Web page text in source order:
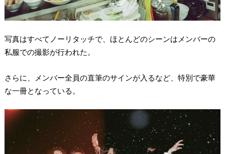
写真はすべてノーリタッチで、ほとんどのシーンはメンバーの
私服での撮影が行われた。
さらに、メンバー全員の直筆のサインが入るなど、特別で豪華
な一冊となっている。